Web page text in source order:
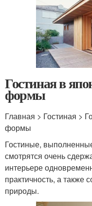
Гостиная в
формы
Главная > Гостиная >
формы
Гостиные,
смотрятся очень
интерьере
практичность, а также
природы.